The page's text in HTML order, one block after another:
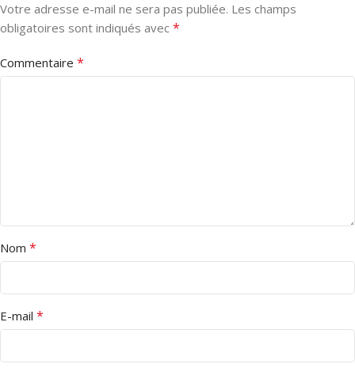
Votre adresse e-mail ne sera pas publiée. Les champs
obligatoires sont indiqués avec *
Commentaire *
Nom *
E-mail *